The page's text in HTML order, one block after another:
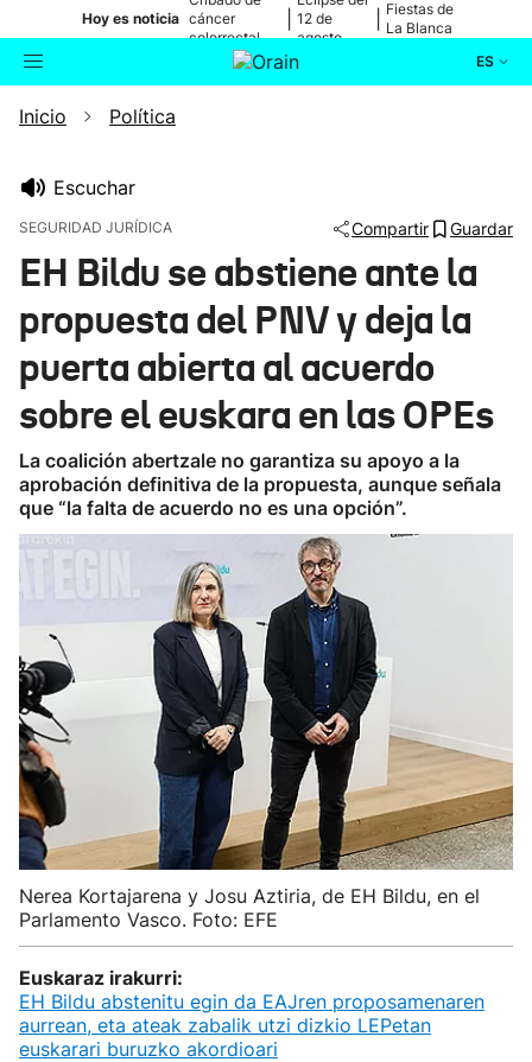
Hoy es noticia cáncer
colorrectal
12 de
agosto
Fiestas de
La Blanca
ES
Buscador
Ikusmiran
Eguraldia
Inicio Política
Escuchar
SEGURIDAD JURÍDICA Compartir Guardar
EH Bildu se abstiene ante la
propuesta del PNV y deja la
puerta abierta al acuerdo
sobre el euskara en las OPEs
La coalición abertzale no garantiza su apoyo a la
aprobación definitiva de la propuesta, aunque señala
que “la falta de acuerdo no es una opción”.
Nerea Kortajarena y Josu Aztiria, de EH Bildu, en el
Parlamento Vasco. Foto: EFE
Euskaraz irakurri:
EH Bildu abstenitu egin da EAJren proposamenaren
aurrean, eta ateak zabalik utzi dizkio LEPetan
euskarari buruzko akordioari